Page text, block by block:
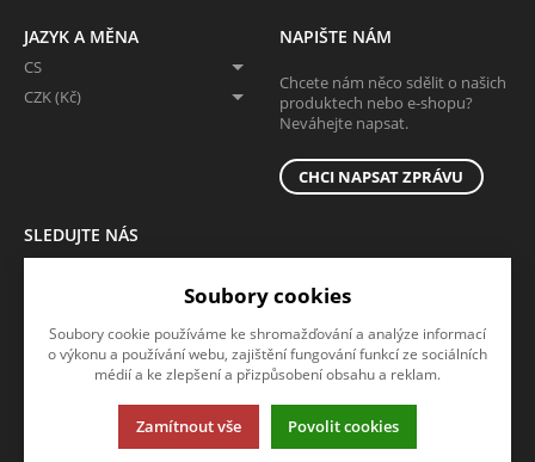
JAZYK A MĚNA
CS
CZK (Kč)
NAPIŠTE NÁM
Chcete nám něco sdělit o našich
produktech nebo e-shopu?
Neváhejte napsat.
CHCI NAPSAT ZPRÁVU
SLEDUJTE NÁS
Soubory cookies
Soubory cookie používáme ke shromažďování a analýze informací
o výkonu a používání webu, zajištění fungování funkcí ze sociálních
médií a ke zlepšení a přizpůsobení obsahu a reklam.
Zamítnout vše Povolit cookies